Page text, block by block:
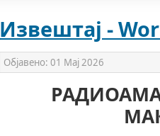
Извештај -
Објавено: 01 Мај 2026